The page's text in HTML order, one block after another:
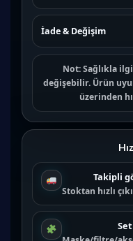
İade & Değişim
Not:Sağlıkla
değişebilir. Ürün
üzerinden
Takipli
Stoktan hızlı